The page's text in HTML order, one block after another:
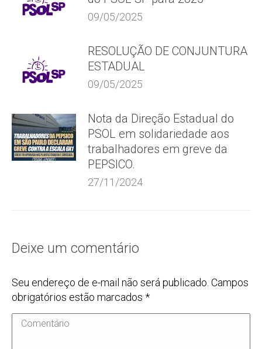
09/05/2025
RESOLUÇÃO DE CONJUNTURA
ESTADUAL
09/05/2025
Nota da Direção Estadual do
PSOL em solidariedade aos
trabalhadores em greve da
PEPSICO.
27/11/2024
Deixe um comentário
Seu endereço de e-mail não será publicado. Campos
obrigatórios estão marcados *
Comentário